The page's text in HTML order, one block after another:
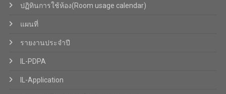
ปฏิทินการใช้ห้อง(Room usage calendar)
แผนที่
รายงานประจำปี
IL-PDPA
IL-Application